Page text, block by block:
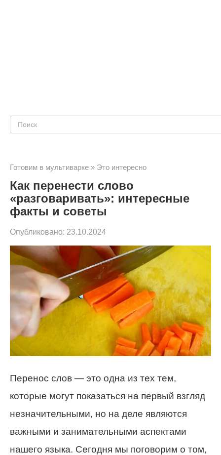
Поиск:
Готовим в мультиварке » Это интересно
Как перенести слово
«разговаривать»: интересные
факты и советы
Опубликовано: 23.10.2024
Перенос слов — это одна из тех тем,
которые могут показаться на первый взгляд
незначительными, но на деле являются
важными и занимательными аспектами
нашего языка. Сегодня мы поговорим о том,